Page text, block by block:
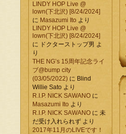
LINDY HOP Live @
lown(下北沢) [8/24/2024]
に Masazumi Ito より
LINDY HOP Live @
lown(下北沢) [8/24/2024]
に ドクターストップ男 よ
り
THE NG’s 15周年記念ライ
ブ@bump city
(03/05/2022) に Blind
Willie Sato より
R.I.P. NICK SAWANO に
Masazumi Ito より
R.I.P. NICK SAWANO に 未
だ受け入れられず より
2017年11月のLIVEです！